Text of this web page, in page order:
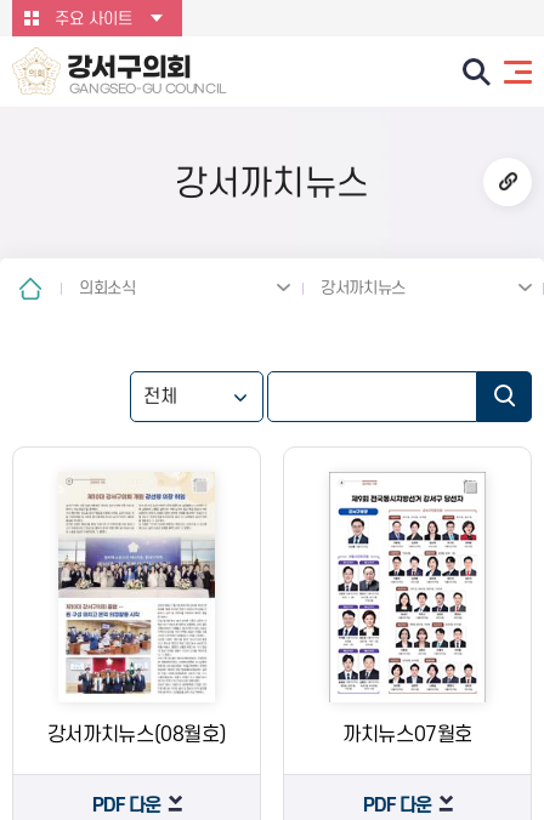
본문바로가기주요 사이트
강서구의회
GANGSEO-GU COUNCIL
강서까치뉴스
의회소식 강서까치뉴스
강서까치뉴스(08월호)
PDF 다운
까치뉴스07월호
PDF 다운